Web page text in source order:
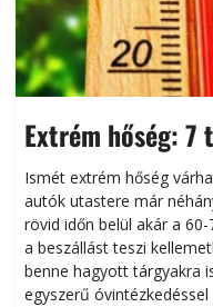
Extrém hőség: 7
megóvhatjuk
Ismét extrém hőség
autók utastere már
rövid időn belül akár a
a beszállást teszi
benne hagyott tárgyakra
egyszerű